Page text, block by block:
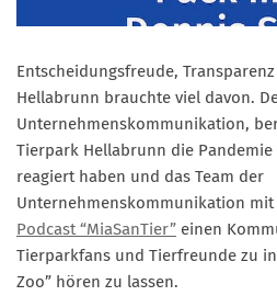
Münchner Marketingpreis
Mentoring
Partnerschaften
Bundesverband Marketing Clubs
MARKETING PIONIERE
CLUB-KOMMUNIKATION
Newsletter
Entscheidungsfreude,
Hellabrunn brauchte viel davon.
Unternehmenskommunikation,
Tierpark Hellabrunn die
reagiert haben und das Team der
Unternehmenskommunikation mit
Podcast “MiaSanTier” einen
Tierparkfans und Tierfreunde zu
Zoo” hören zu lassen.